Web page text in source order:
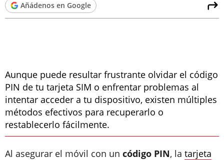
Añádenos en Google
Aunque puede resultar frustrante olvidar el código
PIN de tu tarjeta SIM o enfrentar problemas al
intentar acceder a tu dispositivo, existen múltiples
métodos efectivos para recuperarlo o
restablecerlo fácilmente.
Al asegurar el móvil con un código PIN, la tarjeta